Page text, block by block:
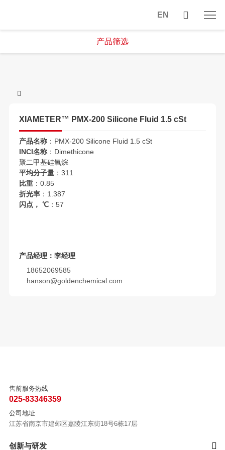
EN
产品筛选
XIAMETER™ PMX-200 Silicone Fluid 1.5 cSt
产品名称：PMX-200 Silicone Fluid 1.5 cSt
INCI名称：Dimethicone
聚二甲基硅氧烷
平均分子量：311
比重：0.85
折光率：1.387
闪点， ℃：57
产品经理：李经理
18652069585
hanson@goldenchemical.com
售前服务热线
025-83346359
公司地址
江苏省南京市建邺区嘉陵江东街18号6栋17层
创新与研发